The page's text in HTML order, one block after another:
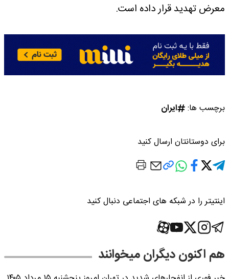
معرض تهدید قرار داده است.
برچسب ها: ایران
برای دوستانتان ارسال کنید
اینتیتر را در شبکه های اجتماعی دنبال کنید
هم اکنون دیگران میخوانند